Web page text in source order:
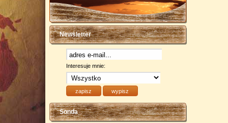
Newsletter
Interesuje mnie:
Sonda